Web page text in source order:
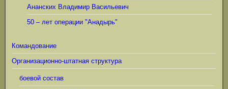
Ананских Владимир Васильевич
50 – лет операции "Анадырь"
Командование
Организационно-штатная структура
боевой состав